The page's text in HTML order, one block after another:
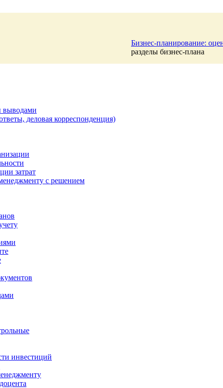
Бизнес-планирование:
разделы бизнес-плана
выводами
деловая корреспонденция)
затрат
с решением
инвестиций